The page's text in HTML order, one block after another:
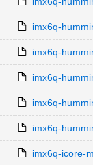
imx6q-
imx6q-
imx6q-
imx6q-
imx6q-
imx6q-icore-